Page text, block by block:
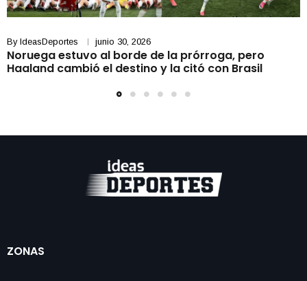
By IdeasDeportes junio 30, 2026
Noruega estuvo al borde de la prórroga, pero
Haaland cambió el destino y la citó con Brasil
ZONAS